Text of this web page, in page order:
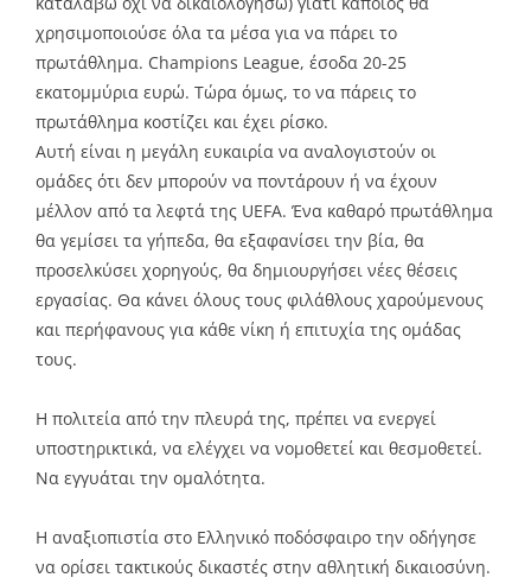
χρησιμοποιούσε όλα τα μέσα για να πάρει το
πρωτάθλημα. Champions League, έσοδα 20-25
εκατομμύρια ευρώ. Τώρα όμως, το να πάρεις το
πρωτάθλημα κοστίζει και έχει ρίσκο.
Αυτή είναι η μεγάλη ευκαιρία να αναλογιστούν οι
ομάδες ότι δεν μπορούν να ποντάρουν ή να έχουν
μέλλον από τα λεφτά της UEFA. Ένα καθαρό πρωτάθλημα
θα γεμίσει τα γήπεδα, θα εξαφανίσει την βία, θα
προσελκύσει χορηγούς, θα δημιουργήσει νέες θέσεις
εργασίας. Θα κάνει όλους τους φιλάθλους χαρούμενους
και περήφανους για κάθε νίκη ή επιτυχία της ομάδας
τους.
Η πολιτεία από την πλευρά της, πρέπει να ενεργεί
υποστηρικτικά, να ελέγχει να νομοθετεί και θεσμοθετεί.
Να εγγυάται την ομαλότητα.
Η αναξιοπιστία στο Ελληνικό ποδόσφαιρο την οδήγησε
να ορίσει τακτικούς δικαστές στην αθλητική δικαιοσύνη.